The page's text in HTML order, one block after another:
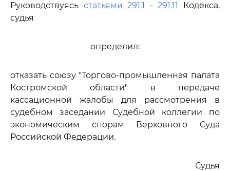
Руководствуясь статьями 291.1 -291.11
Кодекса,
судья
определил:
отказать союзу "Торгово-промышленная палата
Костромской области" в передаче
кассационной жалобы для рассмотрения в
судебном заседании Судебной коллегии по
экономическим спорам Верховного Суда
Российской Федерации.
Судья